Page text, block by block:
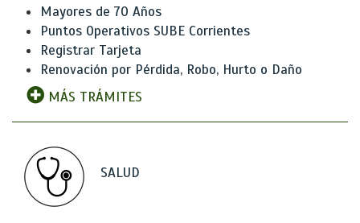
Mayores de 70 Años
Puntos Operativos SUBE Corrientes
Registrar Tarjeta
Renovación por Pérdida, Robo, Hurto o Daño
MÁS TRÁMITES
SALUD